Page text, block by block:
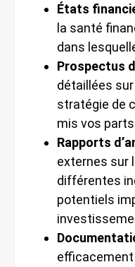
États
la santé
dans
Prospectus
détaillées
stratégie de
mis vos
Rapports
externes sur
différentes
potentiels